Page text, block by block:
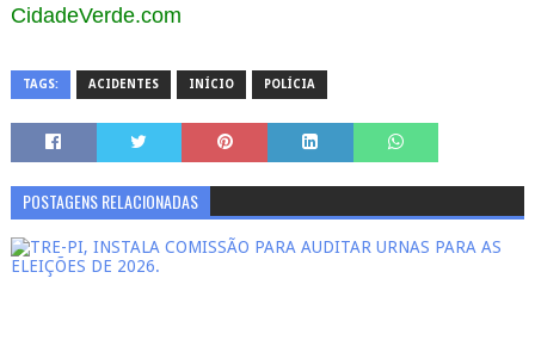
CidadeVerde.com
TAGS: ACIDENTES INÍCIO POLÍCIA
POSTAGENS RELACIONADAS